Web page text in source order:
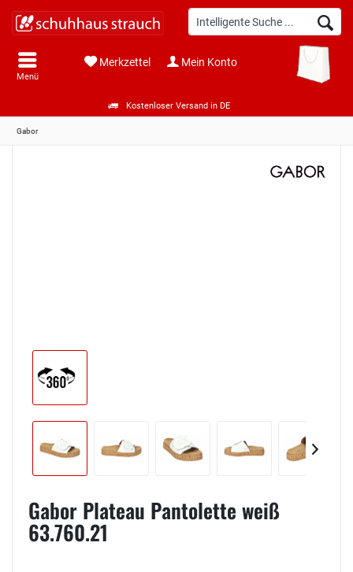
Kostenloser Versand in DE
Menü
Merkzettel Mein Konto
Gabor
Gabor Plateau Pantolette weiß
63.760.21